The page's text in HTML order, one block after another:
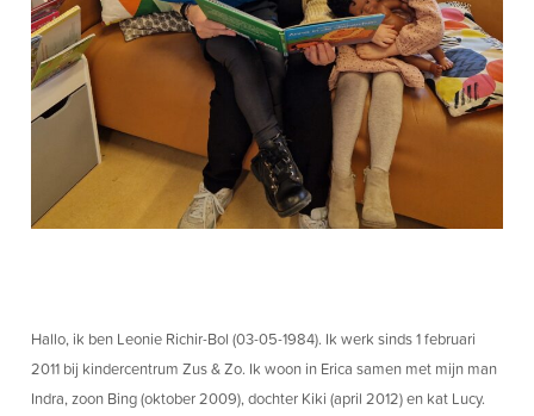
Inschrijven
Hallo, ik ben Leonie Richir-Bol (03-05-1984). Ik werk sinds 1 februari
2011 bij kindercentrum Zus & Zo. Ik woon in Erica samen met mijn man
Indra, zoon Bing (oktober 2009), dochter Kiki (april 2012) en kat Lucy.